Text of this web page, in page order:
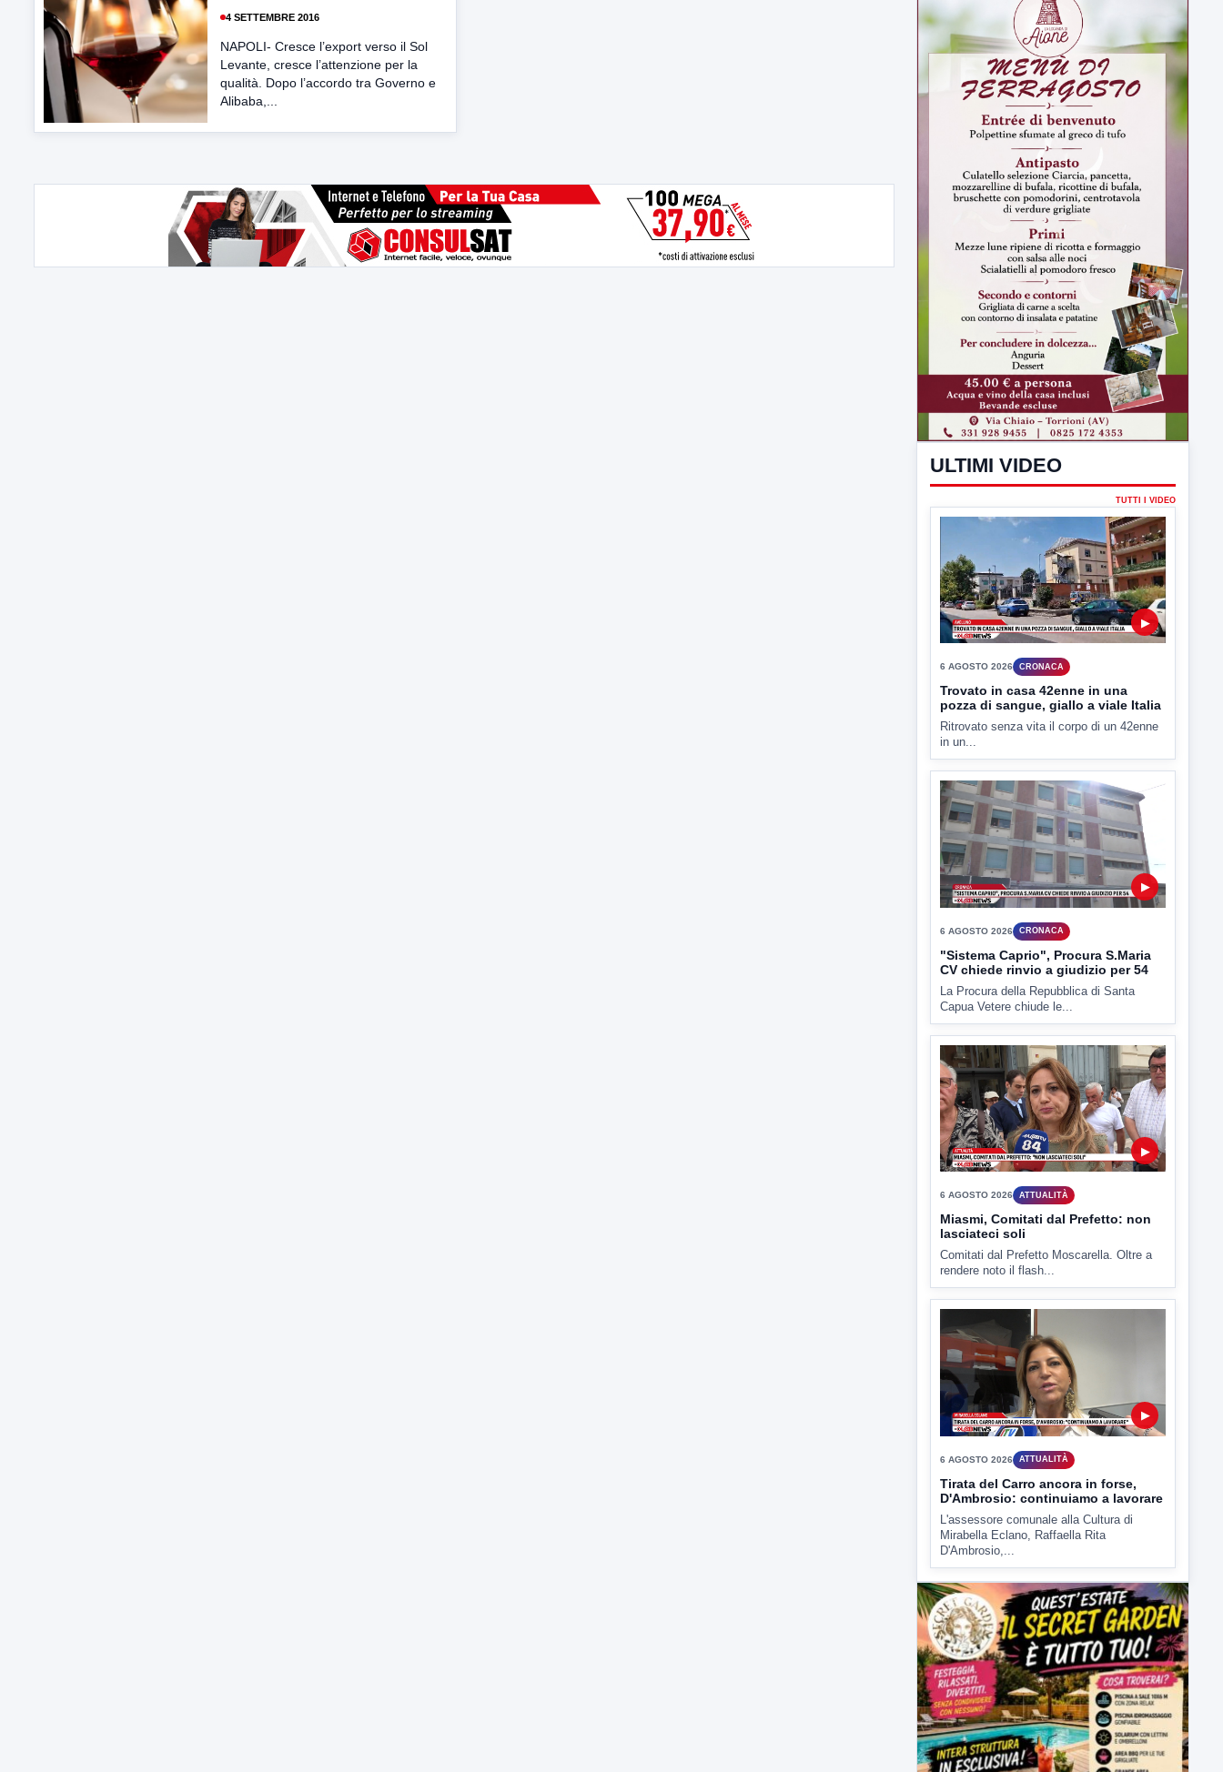
4 SETTEMBRE 2016
NAPOLI- Cresce l’export verso il Sol
Levante, cresce l’attenzione per la
qualità. Dopo l’accordo tra Governo e
Alibaba,...
ULTIMI VIDEO
TUTTI I VIDEO
▶
6 AGOSTO 2026 CRONACA
Trovato in casa 42enne in una
pozza di sangue, giallo a viale Italia
Ritrovato senza vita il corpo di un 42enne
in un...
▶
6 AGOSTO 2026 CRONACA
"Sistema Caprio", Procura S.Maria
CV chiede rinvio a giudizio per 54
La Procura della Repubblica di Santa
Capua Vetere chiude le...
▶
6 AGOSTO 2026 ATTUALITÀ
Miasmi, Comitati dal Prefetto: non
lasciateci soli
Comitati dal Prefetto Moscarella. Oltre a
rendere noto il flash...
▶
6 AGOSTO 2026 ATTUALITÀ
Tirata del Carro ancora in forse,
D'Ambrosio: continuiamo a lavorare
L'assessore comunale alla Cultura di
Mirabella Eclano, Raffaella Rita
D'Ambrosio,...